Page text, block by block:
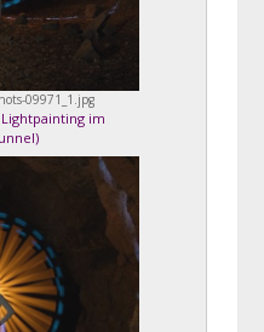
09971_1.jpg
im
)